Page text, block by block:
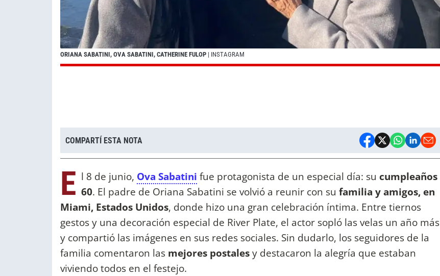
ORIANA SABATINI, OVA SABATINI, CATHERINE FULOP | INSTAGRAM
COMPARTÍ ESTA NOTA
E l 8 de junio, Ova Sabatini fue protagonista de un especial día: su cumpleaños
60. El padre de Oriana Sabatini se volvió a reunir con su familia y amigos, en
Miami, Estados Unidos, donde hizo una gran celebración íntima. Entre tiernos
gestos y una decoración especial de River Plate, el actor sopló las velas un año más
y compartió las imágenes en sus redes sociales. Sin dudarlo, los seguidores de la
familia comentaron las mejores postalesy destacaron la alegría que estaban
viviendo todos en el festejo.